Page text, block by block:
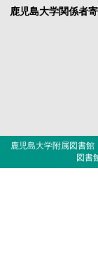
ー
鹿児島大学関係者
鹿児島大学附属図書
図書